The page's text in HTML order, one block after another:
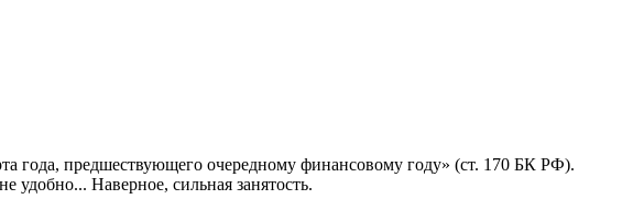
года, предшествующего очередному финансовому году» (ст. 170 БК РФ).
удобно... Наверное, сильная занятость.